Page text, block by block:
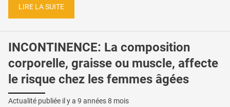
LIRE LA SUITE
INCONTINENCE: La composition
corporelle, graisse ou muscle, affecte
le risque chez les femmes âgées
Actualité publiée il y a 9 années 8 mois